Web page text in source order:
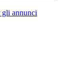
gli annunci